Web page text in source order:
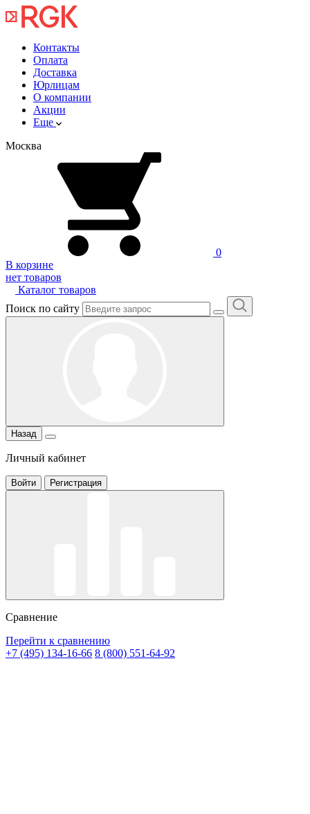
Контакты
Оплата
Доставка
Юрлицам
О компании
Акции
Еще
Москва
0
В корзине
нет товаров
Каталог товаров
Поиск по сайту
Назад
Личный кабинет
Войти Регистрация
Сравнение
Перейти к сравнению
+7 (495) 134-16-66 8 (800) 551-64-92